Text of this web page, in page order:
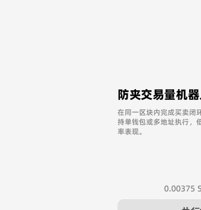
防夹交易量机
在同一区块内完成买卖闭
持单钱包或多地址执行，
率表现。
​0.00375